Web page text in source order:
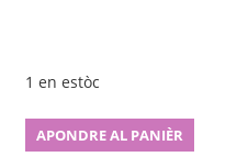
1 en estòc
LaAPONDRE AL PANIÈR